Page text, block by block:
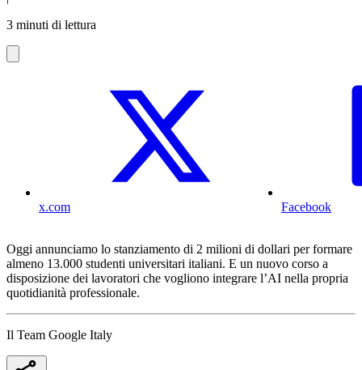
3 minuti di lettura
x.com Facebook
Oggi annunciamo lo stanziamento di 2 milioni di dollari per formare
almeno 13.000 studenti universitari italiani. E un nuovo corso a
disposizione dei lavoratori che vogliono integrare l’AI nella propria
quotidianità professionale.
Il Team Google Italy